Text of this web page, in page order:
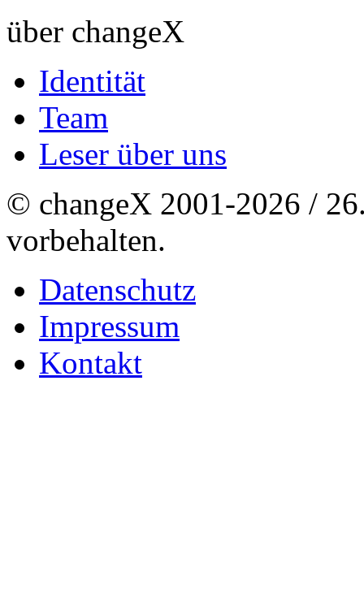
über changeX
Identität
Team
Leser über uns
© changeX 2001-2026 /
vorbehalten.
Datenschutz
Impressum
Kontakt